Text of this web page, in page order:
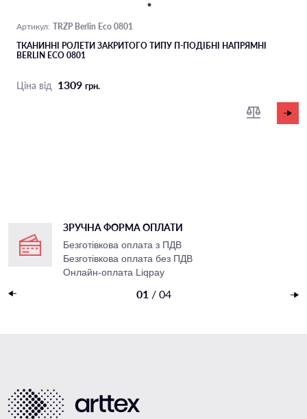
Артикул: TRZP Berlin Eco 0801
ТКАНИННІ РОЛЕТИ ЗАКРИТОГО ТИПУ П-ПОДIБНІ НАПРЯМНІ
BERLIN ECO 0801
Ціна від 1309 грн.
ЗРУЧНА ФОРМА ОПЛАТИ
Безготівкова оплата з ПДВ
Безготівкова оплата без ПДВ
Онлайн-оплата Liqpay
01 / 04